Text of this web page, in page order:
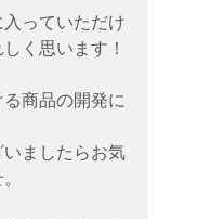
っていただけ
く思います！
商品の開発に
ましたらお気